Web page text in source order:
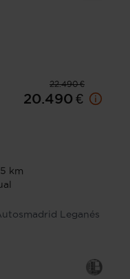
22.490 €
20.490 €
km
Leganés